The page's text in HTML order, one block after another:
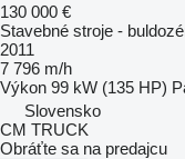
130 000 €
Stavebné stroje -
2011
7 796 m/h
Výkon 99 kW (135 HP)
Slovensko
CM TRUCK
Obráťte sa na predajcu